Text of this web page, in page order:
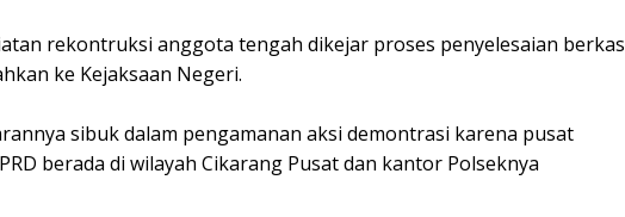
rekontruksi anggota tengah dikejar proses penyelesaian berkas
ke Kejaksaan Negeri.
sibuk dalam pengamanan aksi demontrasi karena pusat
berada di wilayah Cikarang Pusat dan kantor Polseknya